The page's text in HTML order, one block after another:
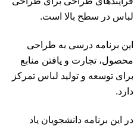
لباس در سطح بالا است.
این برنامه درسی به طراحی
محصول، تجارت و یافتن منابع
برای توسعه و تولید لباس تمرکز
دارد.
در این برنامه دانشجویان یاد